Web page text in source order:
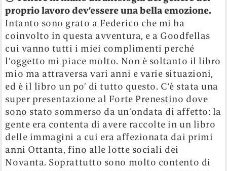
proprio lavoro dev’essere una bella emozione.
Intanto sono grato a Federico che mi ha
coinvolto in questa avventura, e a Goodfellas
cui vanno tutti i miei complimenti perché
l’oggetto mi piace molto. Non è soltanto il libro
mio ma attraversa vari anni e varie situazioni,
ed è il libro un po’ di tutto questo. C’è stata una
super presentazione al Forte Prenestino dove
sono stato sommerso da un’ondata di affetto: la
gente era contenta di avere raccolte in un libro
delle immagini a cui era affezionata dai primi
anni Ottanta, fino alle lotte sociali dei
Novanta. Soprattutto sono molto contento di